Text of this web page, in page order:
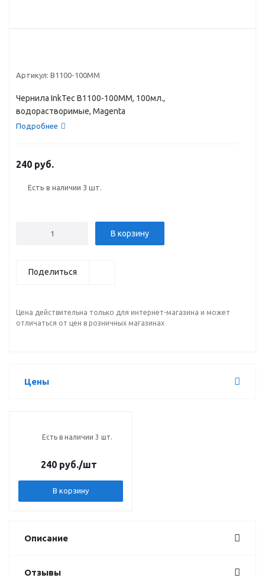
Артикул: B1100-100MM
Чернила InkTec B1100-100MM, 100мл.,
водорастворимые, Magenta
Подробнее
240 руб.
Есть в наличии 3 шт.
В корзину
Поделиться
Цена действительна только для интернет-магазина и может
отличаться от цен в розничных магазинах
Цены
Есть в наличии 3 шт.
240 руб./шт
В корзину
Описание
Отзывы